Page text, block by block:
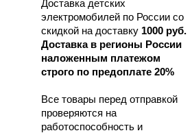
Доставка детских
электромобилей по России со
скидкой на доставку 1000 руб.
Доставка в регионы России
наложенным платежом
строго по предоплате 20%
Все товары перед отправкой
проверяются на
работоспособность и